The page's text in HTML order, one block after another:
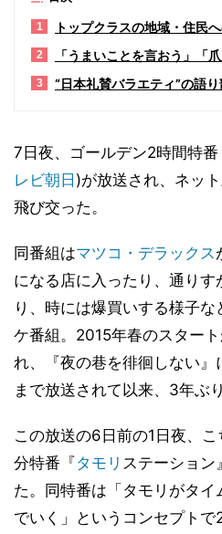
1 トップクラスの地域・住民
2 「うまいことを言おう」「
3 “日本礼賛バラエティ”の語り
7日夜、ゴールデン2時間特
レビ朝日 )が放送され、ネッ
飛び交った。
同番組はマツコ・デラックス
になる店に入ったり、通りす
り、時には爆買いする様子
ケ番組。2015年春のスター
れ、『夜の巷を徘徊しない
まで放送されて以来、3年ぶ
この放送の6日前の1日夜、
分特番『タモリ ステーション
た。同特番は「タモリがタ
でいく」というコンセプト